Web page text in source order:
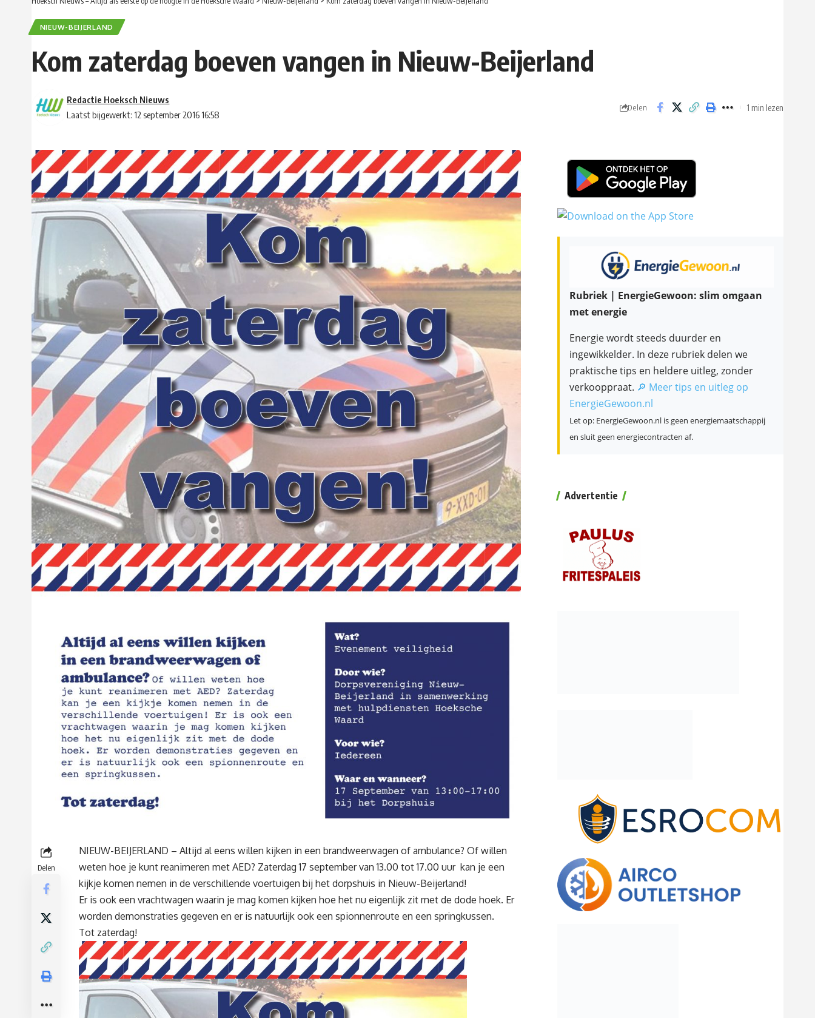
NIEUW-BEIJERLAND
Kom zaterdag boeven vangen in Nieuw-Beijerland
Laatst bijgewerkt: 12 september 2016 16:58
Redactie Hoeksch Nieuws
Delen 1 min lezen
Delen
NIEUW-BEIJERLAND – Altijd al eens willen kijken in een brandweerwagen of ambulance? Of willen
weten hoe je kunt reanimeren met AED? Zaterdag 17 september van 13.00 tot 17.00 uur kan je een
kijkje komen nemen in de verschillende voertuigen bij het dorpshuis in Nieuw-Beijerland!
Er is ook een vrachtwagen waarin je mag komen kijken hoe het nu eigenlijk zit met de dode hoek. Er
worden demonstraties gegeven en er is natuurlijk ook een spionnenroute en een springkussen.
Tot zaterdag!
Rubriek | EnergieGewoon: slim omgaan
met energie
Energie wordt steeds duurder en
ingewikkelder. In deze rubriek delen we
praktische tips en heldere uitleg, zonder
verkooppraat. 🔎 Meer tips en uitleg op
EnergieGewoon.nl
Let op: EnergieGewoon.nl is geen energiemaatschappij
en sluit geen energiecontracten af.
Advertentie